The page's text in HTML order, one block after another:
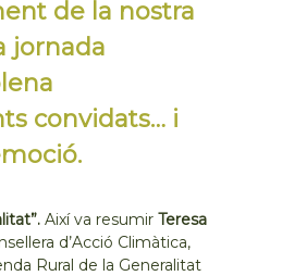
de la nostra
jornada
convidats… i
Així va resumir Teresa
d’Acció Climàtica,
Rural de la Generalitat